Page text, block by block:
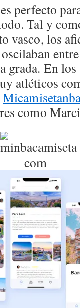
perfecto
Tal y
vasco, los
grada. En
atléticos
como